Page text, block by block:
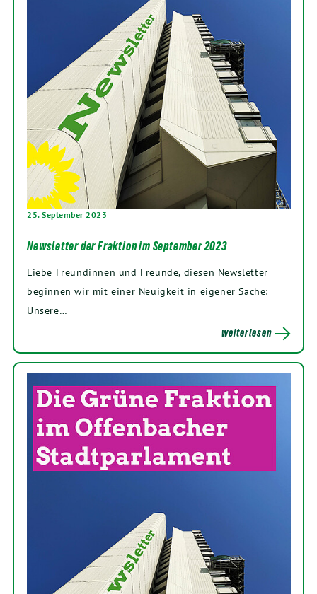
25. September 2023
Newsletter der Fraktion im September 2023
Liebe Freundinnen und Freunde, diesen Newsletter
beginnen wir mit einer Neuigkeit in eigener Sache:
Unsere…
weiterlesen